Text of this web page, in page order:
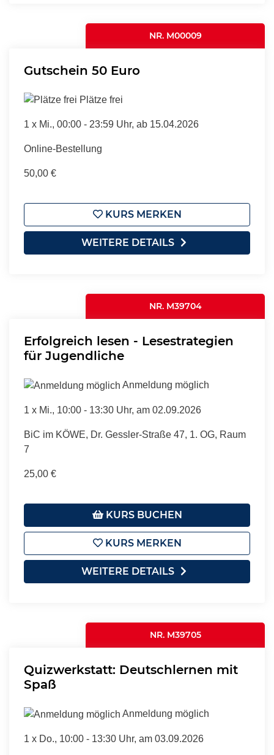
NR. M00009
Gutschein 50 Euro
Plätze frei
1 x Mi., 00:00 - 23:59 Uhr, ab 15.04.2026
Online-Bestellung
50,00 €
KURS MERKEN
WEITERE DETAILS
NR. M39704
Erfolgreich lesen - Lesestrategien
für Jugendliche
Anmeldung möglich
1 x Mi., 10:00 - 13:30 Uhr, am 02.09.2026
BiC im KÖWE, Dr. Gessler-Straße 47, 1. OG, Raum
7
25,00 €
KURS BUCHEN
KURS MERKEN
WEITERE DETAILS
NR. M39705
Quizwerkstatt: Deutschlernen mit
Spaß
Anmeldung möglich
1 x Do., 10:00 - 13:30 Uhr, am 03.09.2026